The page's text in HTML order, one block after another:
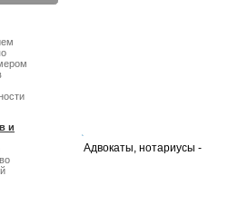
и
Адвокаты, нотариусы -